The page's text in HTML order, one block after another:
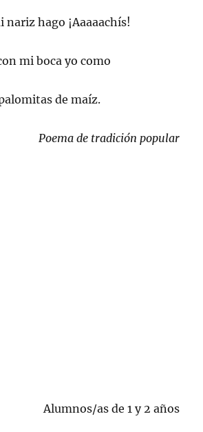
nariz hago ¡Aaaaachís!
mi boca yo como
de maíz.
Poema de tradición popular
Alumnos/as de 1 y 2 años